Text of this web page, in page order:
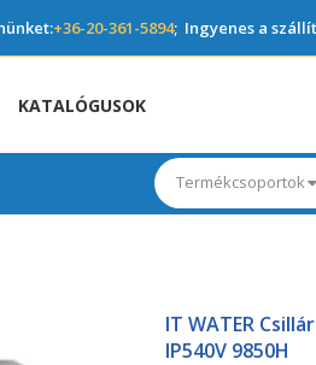
+36-20-361-5894; Ingyenes a
KATALÓGUSOK
Termékcsoportok
IT WATER
IP540V 9850H